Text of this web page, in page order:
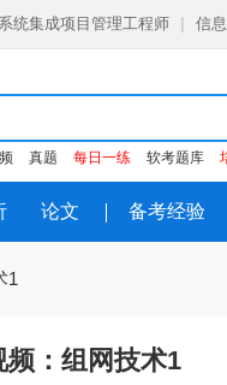
系统集成项目管理工程师 信
真题 每日一练 软考题库
论文 备考经验
1
频：组网技术1